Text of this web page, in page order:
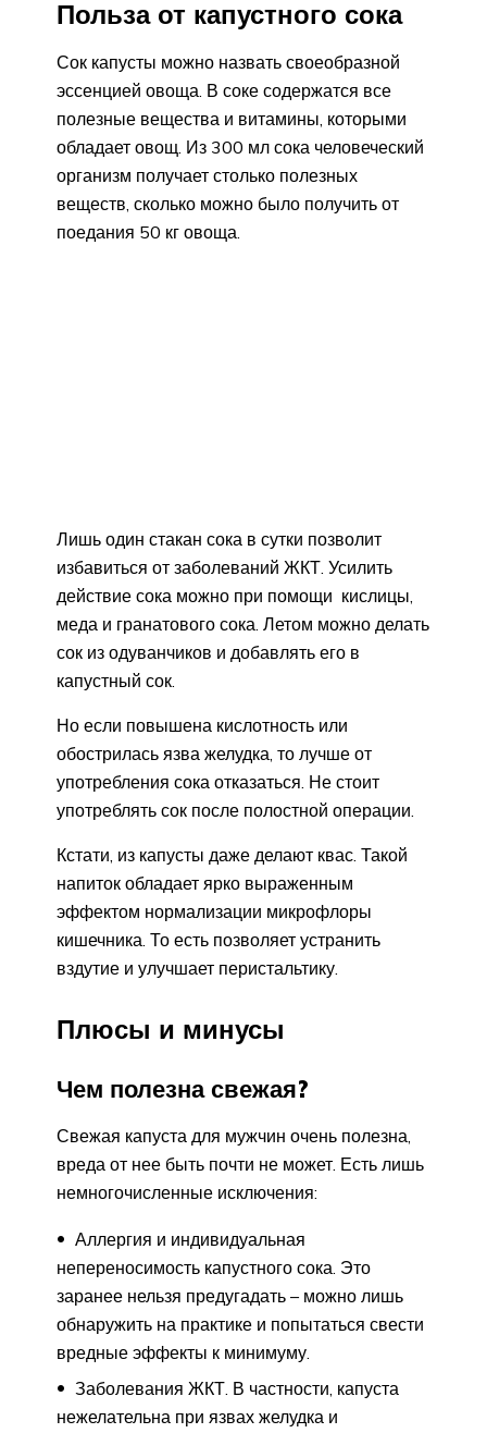
Польза от капустного сока
Сок капусты можно назвать своеобразной
эссенцией овоща. В соке содержатся все
полезные вещества и витамины, которыми
обладает овощ. Из 300 мл сока человеческий
организм получает столько полезных
веществ, сколько можно было получить от
поедания 50 кг овоща.
Лишь один стакан сока в сутки позволит
избавиться от заболеваний ЖКТ. Усилить
действие сока можно при помощи кислицы,
меда и гранатового сока. Летом можно делать
сок из одуванчиков и добавлять его в
капустный сок.
Но если повышена кислотность или
обострилась язва желудка, то лучше от
употребления сока отказаться. Не стоит
употреблять сок после полостной операции.
Кстати, из капусты даже делают квас. Такой
напиток обладает ярко выраженным
эффектом нормализации микрофлоры
кишечника. То есть позволяет устранить
вздутие и улучшает перистальтику.
Плюсы и минусы
Чем полезна свежая?
Свежая капуста для мужчин очень полезна,
вреда от нее быть почти не может. Есть лишь
немногочисленные исключения:
Аллергия и индивидуальная
непереносимость капустного сока. Это
заранее нельзя предугадать – можно лишь
обнаружить на практике и попытаться свести
вредные эффекты к минимуму.
Заболевания ЖКТ. В частности, капуста
нежелательна при язвах желудка и